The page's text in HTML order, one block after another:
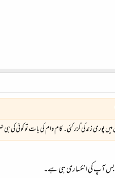
میں پوری زندگی گزر گئی۔ کام وام کی بات تو کوئی کی
بس آپ کی انکساری ہی ہے۔